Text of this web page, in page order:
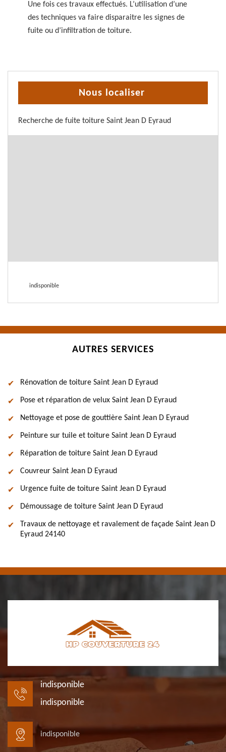
Une fois ces travaux effectués. L’utilisation d’une
des techniques va faire disparaitre les signes de
fuite ou d’infiltration de toiture.
Nous localiser
Recherche de fuite toiture Saint Jean D Eyraud
indisponible
AUTRES SERVICES
Rénovation de toiture Saint Jean D Eyraud
Pose et réparation de velux Saint Jean D Eyraud
Nettoyage et pose de gouttière Saint Jean D Eyraud
Peinture sur tuile et toiture Saint Jean D Eyraud
Réparation de toiture Saint Jean D Eyraud
Couvreur Saint Jean D Eyraud
Urgence fuite de toiture Saint Jean D Eyraud
Démoussage de toiture Saint Jean D Eyraud
Travaux de nettoyage et ravalement de façade Saint Jean D
Eyraud 24140
indisponible
indisponible
indisponible